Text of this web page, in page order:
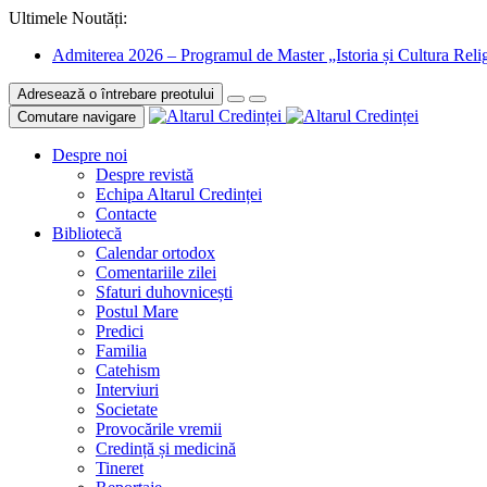
Ultimele Noutăți:
Admiterea 2026 – Programul de Master „Istoria și Cultura
Adresează o întrebare preotului
Comutare navigare
Despre noi
Despre revistă
Echipa Altarul Credinței
Contacte
Bibliotecă
Calendar ortodox
Comentariile zilei
Sfaturi duhovnicești
Postul Mare
Predici
Familia
Catehism
Interviuri
Societate
Provocările vremii
Credință și medicină
Tineret